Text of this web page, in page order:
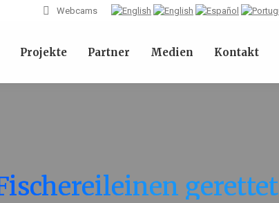
Webcams
Projekte Partner Medien Kontakt
gerettet